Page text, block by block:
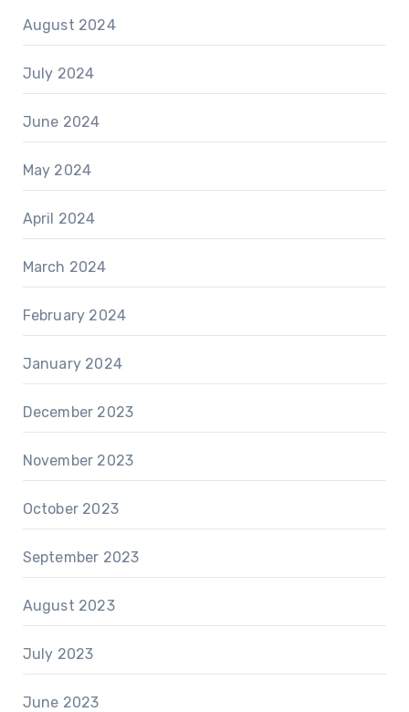
August 2024
July 2024
June 2024
May 2024
April 2024
March 2024
February 2024
January 2024
December 2023
November 2023
October 2023
September 2023
August 2023
July 2023
June 2023